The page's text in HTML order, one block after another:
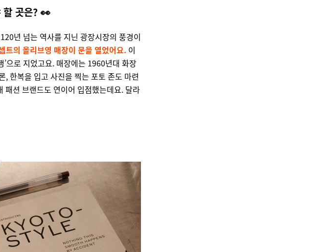
곳은? 👀
년 넘는 역사를 지닌 광장시장의 풍경이
트의 올리브영 매장이 문을 열었어요. 이
’으로 지었고요. 매장에는 1960년대 화장
, 한복을 입고 사진을 찍는 포토 존도 마련
션 브랜드도 연이어 입점했는데요. 달라